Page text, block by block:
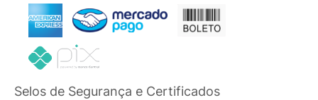
Selos de Segurança e Certificados